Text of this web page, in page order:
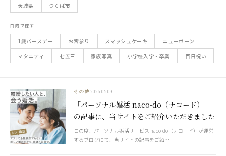
茨城県
つくば市
目的で探す
1歳バースデー お宮参り スマッシュケーキ
ニューボーン
マタニティ
七五三 家族写真 小学校入学・卒業 百日祝い
その他2026.05.09
「パーソナル婚活 naco-do（ナコード）」
の記事に、当サイトをご紹介いただきました
この度、パーソナル婚活サービス naco-do（ナコード）が運営
するブログにて、当サイトの記事をご紹…